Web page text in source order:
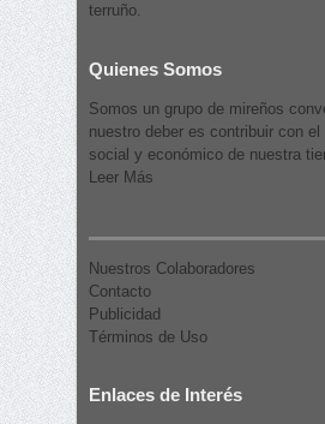
terruño.
Quienes Somos
Somos un grupo de mireños
nuestro deber es contribuir con
social y económico de nuestra
Leer Más
Nuestros Colaboradores
Contacto
Publicidad
Términos de Uso
Enlaces de Interés